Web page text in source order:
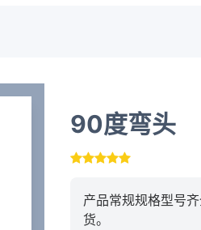
90度弯头
产品常规规格型号
货。